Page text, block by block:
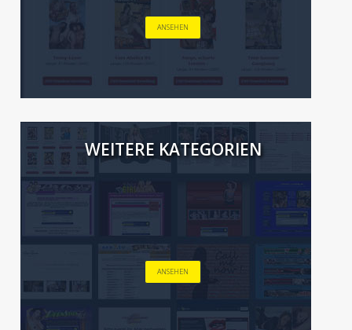
ANSEHEN
WEITERE KATEGORIEN
ANSEHEN